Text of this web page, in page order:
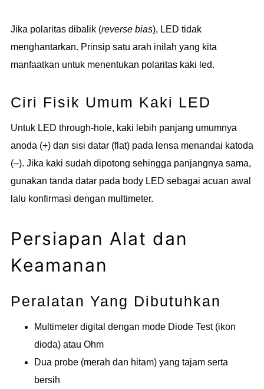
Jika polaritas dibalik (reverse bias), LED tidak
menghantarkan. Prinsip satu arah inilah yang kita
manfaatkan untuk menentukan polaritas kaki led.
Ciri Fisik Umum Kaki LED
Untuk LED through-hole, kaki lebih panjang umumnya
anoda (+) dan sisi datar (flat) pada lensa menandai katoda
(–). Jika kaki sudah dipotong sehingga panjangnya sama,
gunakan tanda datar pada body LED sebagai acuan awal
lalu konfirmasi dengan multimeter.
Persiapan Alat dan
Keamanan
Peralatan Yang Dibutuhkan
Multimeter digital dengan mode Diode Test (ikon
dioda) atau Ohm
Dua probe (merah dan hitam) yang tajam serta
bersih